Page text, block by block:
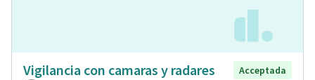
Vigilancia con camaras y radares
Acceptada